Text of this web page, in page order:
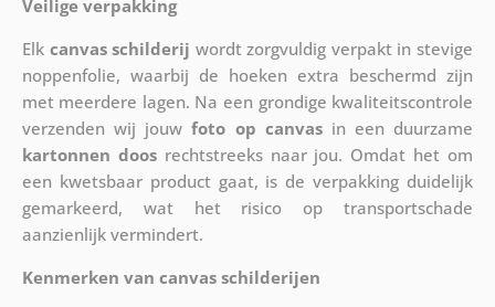
Veilige verpakking
Elk canvas schilderij wordt zorgvuldig verpakt in stevige
noppenfolie, waarbij de hoeken extra beschermd zijn
met meerdere lagen. Na een grondige kwaliteitscontrole
verzenden wij jouwfoto op canvasin een duurzame
kartonnen doosrechtstreeks naar jou. Omdat het om
een kwetsbaar product gaat, is de verpakking duidelijk
gemarkeerd, wat het risico op transportschade
aanzienlijk vermindert.
Kenmerken van canvas schilderijen